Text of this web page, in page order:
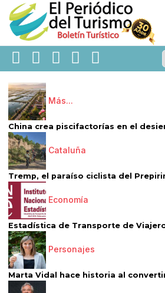
Más...
China crea piscifactorías en el
Cataluña
Tremp, el paraíso ciclista del
Economía
Estadística de Transporte de
Personajes
Marta Vidal hace historia al